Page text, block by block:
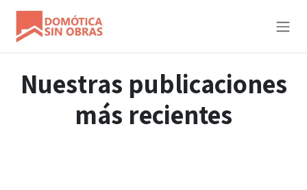
Ir al contenido
Nuestras publicaciones
más recientes